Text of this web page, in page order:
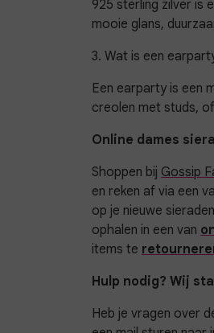
925 sterling zilver is
mooie glans,
3. Wat is een
Een earparty is een
creolen met studs,
Online dames
Shoppen bij Gossip
en reken af via een
op je nieuwe
ophalen in een van
items te
Hulp nodig? Wij
Heb je vragen over